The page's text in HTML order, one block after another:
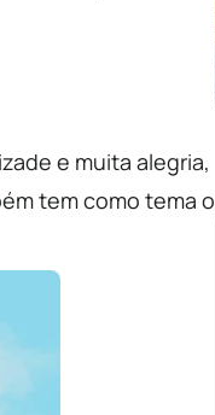
e muita alegria,
tem como tema o